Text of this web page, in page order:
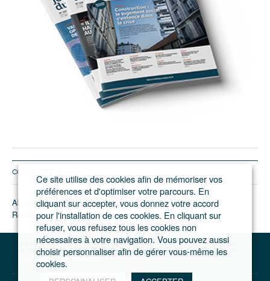
CONTACTEZ LE JGP
Abonnement/pub
Rédaction
Le journal du Grand Paris – L'actualité du développement de l'Ile-de-France
Votre compte
Se connecter
Ce site utilise des cookies afin de mémoriser vos
préférences et d'optimiser votre parcours. En
cliquant sur accepter, vous donnez votre accord
pour l'installation de ces cookies. En cliquant sur
refuser, vous refusez tous les cookies non
nécessaires à votre navigation. Vous pouvez aussi
choisir personnaliser afin de gérer vous-même les
cookies.